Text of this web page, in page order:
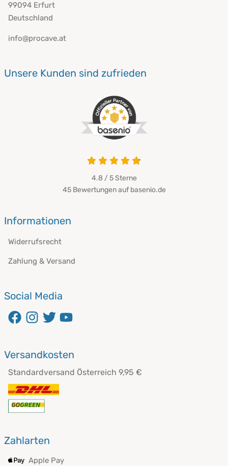
99094 Erfurt
Deutschland
info@procave.at
Unsere Kunden sind zufrieden
4.8 von 5
4.8 / 5Sterne
45 Bewertungen auf basenio.de
Informationen
Widerrufsrecht
Zahlung & Versand
Social Media
öffnet in neuem Fenster
öffnet in neuem Fenster
öffnet in neuem Fenster
Versandkosten
Standardversand Österreich 9,95 €
Zahlarten
Apple Pay